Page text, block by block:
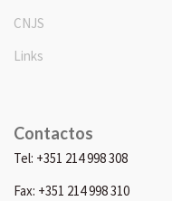
CNJS
Links
Contactos
Tel: +351 214 998 308
Fax: +351 214 998 310